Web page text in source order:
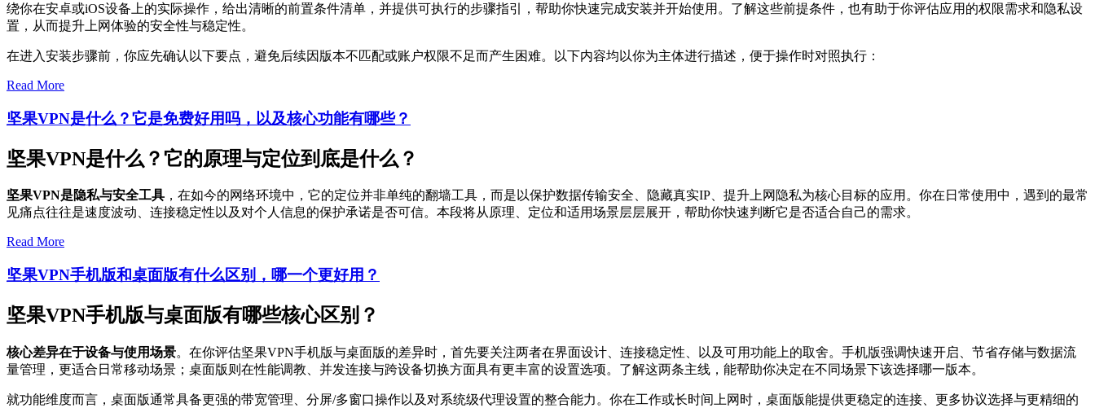
绕你在安卓或iOS设备上的实际操作，给出清晰的前置条件清单，并提供可执行的步骤指引，帮助你快速完成安装并开始使用。了解这些前提条件，也有助于你评估应用的权限需求和隐私设
置，从而提升上网体验的安全性与稳定性。
在进入安装步骤前，你应先确认以下要点，避免后续因版本不匹配或账户权限不足而产生困难。以下内容均以你为主体进行描述，便于操作时对照执行：
Read More
坚果VPN是什么？它是免费好用吗，以及核心功能有哪些？
坚果VPN是什么？它的原理与定位到底是什么？
坚果VPN是隐私与安全工具 ，在如今的网络环境中，它的定位并非单纯的翻墙工具，而是以保护数据传输安全、隐藏真实IP、提升上网隐私为核心目标的应用。你在日常使用中，遇到的最常
见痛点往往是速度波动、连接稳定性以及对个人信息的保护承诺是否可信。本段将从原理、定位和适用场景层层展开，帮助你快速判断它是否适合自己的需求。
Read More
坚果VPN手机版和桌面版有什么区别，哪一个更好用？
坚果VPN手机版与桌面版有哪些核心区别？
核心差异在于设备与使用场景。在你评估坚果VPN手机版与桌面版的差异时，首先要关注两者在界面设计、连接稳定性、以及可用功能上的取舍。手机版强调快速开启、节省存储与数据流
量管理，更适合日常移动场景；桌面版则在性能调教、并发连接与跨设备切换方面具有更丰富的设置选项。了解这两条主线，能帮助你决定在不同场景下该选择哪一版本。
就功能维度而言，桌面版通常具备更强的带宽管理、分屏/多窗口操作以及对系统级代理设置的整合能力。你在工作或长时间上网时，桌面版能提供更稳定的连接、更多协议选择与更精细的